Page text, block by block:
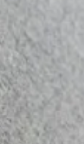
filmų...